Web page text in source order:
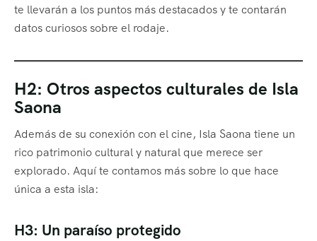
te llevarán a los puntos más destacados y te contarán
datos curiosos sobre el rodaje.
H2: Otros aspectos culturales de Isla
Saona
Además de su conexión con el cine, Isla Saona tiene un
rico patrimonio cultural y natural que merece ser
explorado. Aquí te contamos más sobre lo que hace
única a esta isla:
H3: Un paraíso protegido